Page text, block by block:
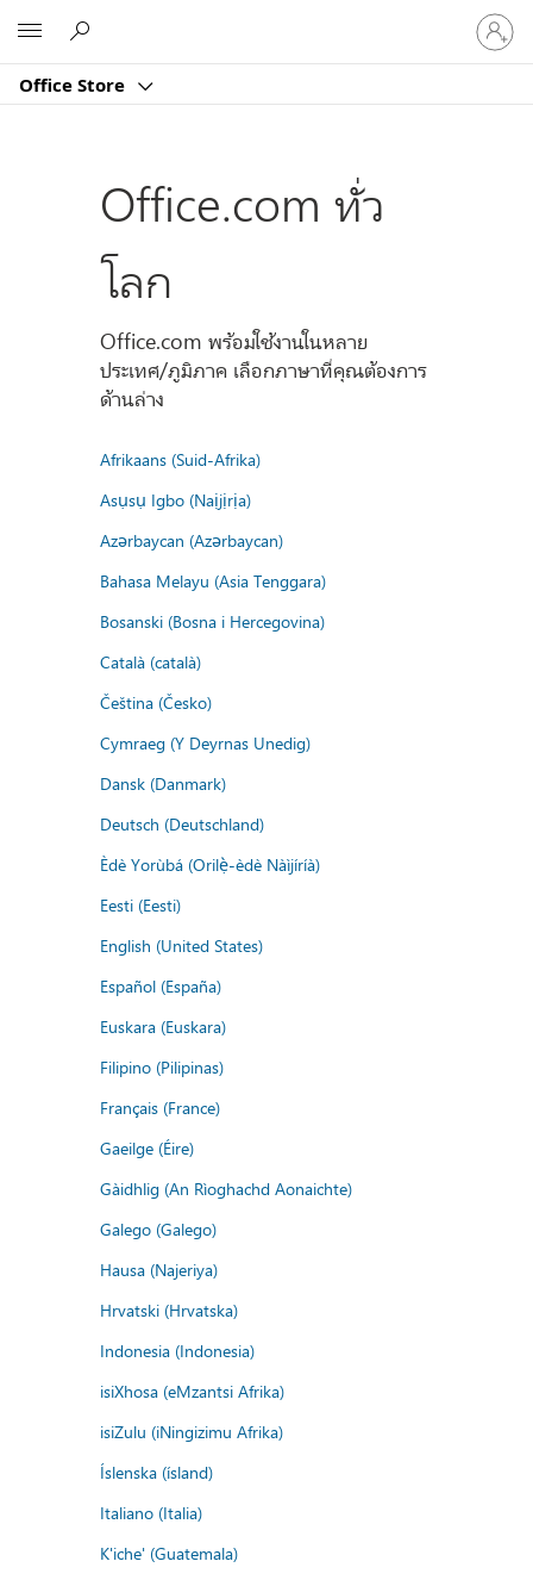
Office Store
ลงชื่อ
เข้า
บัญชี
Office.com ทั่ว
โลก
Office.com พร้อมใช้งานในหลาย
ประเทศ/ภูมิภาค เลือกภาษาที่คุณต้องการ
ด้านล่าง
Afrikaans (Suid-Afrika)
Asụsụ Igbo (Naịjịrịa)
Azərbaycan (Azərbaycan)
Bahasa Melayu (Asia Tenggara)
Bosanski (Bosna i Hercegovina)
Català (català)
Čeština (Česko)
Cymraeg (Y Deyrnas Unedig)
Dansk (Danmark)
Deutsch (Deutschland)
Èdè Yorùbá (Orilẹ̀-èdè Nàìjíríà)
Eesti (Eesti)
English (United States)
Español (España)
Euskara (Euskara)
Filipino (Pilipinas)
Français (France)
Gaeilge (Éire)
Gàidhlig (An Rìoghachd Aonaichte)
Galego (Galego)
Hausa (Najeriya)
Hrvatski (Hrvatska)
Indonesia (Indonesia)
isiXhosa (eMzantsi Afrika)
isiZulu (iNingizimu Afrika)
Íslenska (ísland)
Italiano (Italia)
K'iche' (Guatemala)